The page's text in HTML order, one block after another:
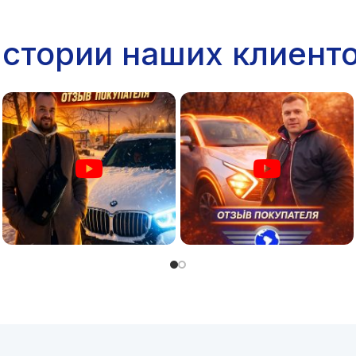
наших